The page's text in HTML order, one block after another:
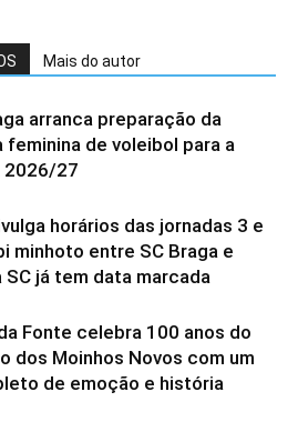
Mais do autor
arranca preparação da
feminina de voleibol para a
2026/27
horários das jornadas 3 e
minhoto entre SC Braga e
SC já tem data marcada
Fonte celebra 100 anos do
dos Moinhos Novos com um
de emoção e história